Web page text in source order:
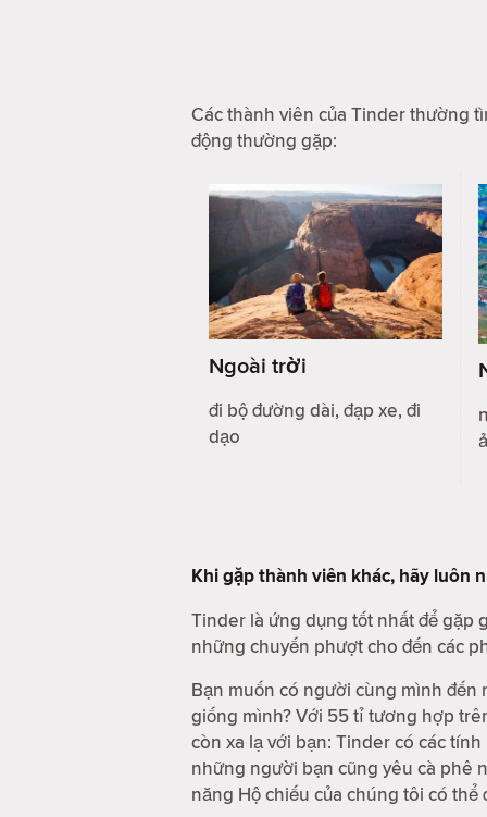
Các thành viên của Tinder thường
động thường gặp:
Ngoài trời
đi bộ đường dài, đạp xe, đi
dạo
Khi gặp thành viên khác, hãy luôn
Tinder là ứng dụng tốt nhất để gặp
những chuyến phượt cho đến các
Bạn muốn có người cùng mình đến
giống mình? Với 55 tỉ tương hợp
còn xa lạ với bạn: Tinder có các
những người bạn cũng yêu cà phê
năng Hộ chiếu của chúng tôi có